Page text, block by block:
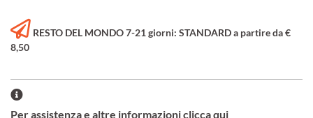
RESTO DEL MONDO 7-21 giorni: STANDARD a partire da €
8,50
Per assistenza e altre informazioni clicca qui